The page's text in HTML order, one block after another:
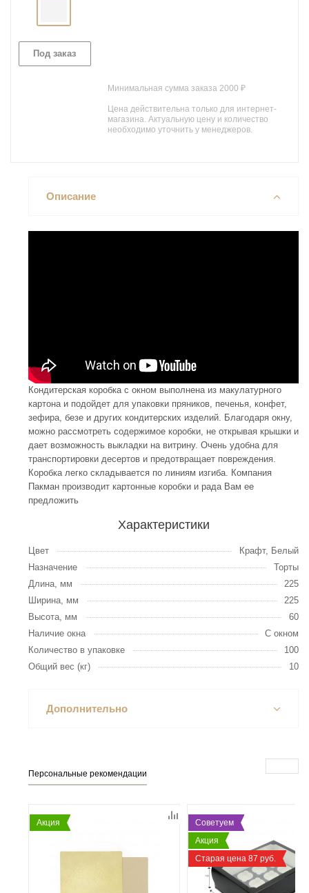
Под заказ
Минимальная сумма заказа 2000 ₽
Цена действительна только для интернет-
магазина. Актуальную цену и количество
необходимо уточнить у менеджеров.
Описание
Кондитерская коробка с окном выполнена из макулатурного
картона и подойдет для упаковки пряников, печенья, конфет,
зефира, безе и других кондитерских изделий. Благодаря окну,
можно рассмотреть содержимое коробки, не открывая крышки и
дает возможность выкладки на витрину. Очень удобна для
транспортировки десертов и предотвращает повреждения.
Коробка легко складывается по линиям изгиба. Компания
Пакман производит картонные коробки и рада Вам ее
предложить
Характеристики
Цвет
Крафт, Белый
Назначение
Торты
Длина, мм
225
Ширина, мм
225
Высота, мм
60
Наличие окна
С окном
Количество в упаковке
100
Общий вес (кг)
10
Дополнительно
Персональные рекомендации
Акция
Советуем
Акция
Старая цена 87 руб.